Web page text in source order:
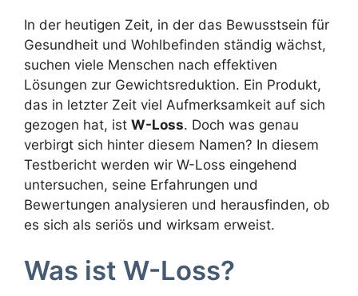
In der heutigen Zeit, in der das Bewusstsein für
Gesundheit und Wohlbefinden ständig wächst,
suchen viele Menschen nach effektiven
Lösungen zur Gewichtsreduktion. Ein Produkt,
das in letzter Zeit viel Aufmerksamkeit auf sich
gezogen hat, ist W-Loss. Doch was genau
verbirgt sich hinter diesem Namen? In diesem
Testbericht werden wir W-Loss eingehend
untersuchen, seine Erfahrungen und
Bewertungen analysieren und herausfinden, ob
es sich als seriös und wirksam erweist.
Was ist W-Loss?